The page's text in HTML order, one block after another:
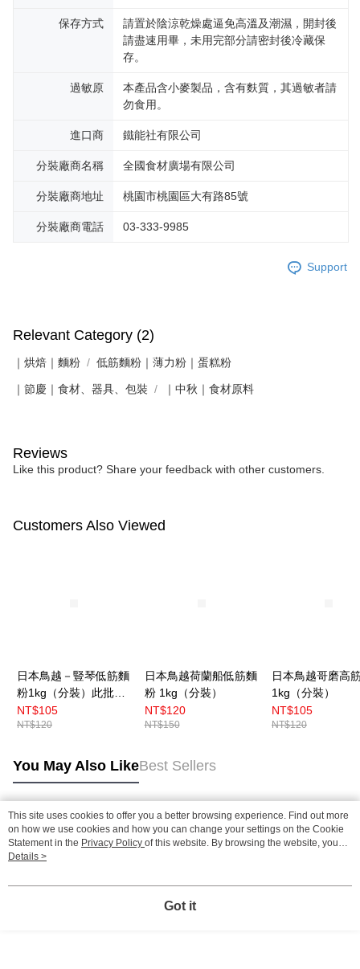
保存方式
請置於陰涼乾燥處逼免高溫及潮濕，開封後
請盡速用畢，未用完部分請密封後冷藏保
存。
過敏原
本產品含小麥製品，含有麩質，其過敏者請
勿食用。
進口商 鐵能社有限公司
分裝廠商名稱 全國食材廣場有限公司
分裝廠商地址 桃園市桃園區大有路85號
分裝廠商電話 03-333-9985
Support
Relevant Category (2)
｜烘焙｜麵粉 低筋麵粉｜薄力粉｜蛋糕粉
｜節慶｜食材、器具、包裝 ｜中秋｜食材原料
Reviews
Like this product? Share your feedback with other customers.
Customers Also Viewed
日本鳥越－豎琴低筋麵
粉1kg（分裝）此批效
期至：2026.08.24
NT$105
NT$120
日本鳥越荷蘭船低筋麵
粉 1kg（分裝）
NT$120
NT$150
日本鳥越哥磨高
1kg（分裝）
NT$105
NT$120
You May Also LikeBest Sellers
Popular Tags
This site uses cookies to offer you a better browsing experience. Find out more
on how we use cookies and how you can change your settings on the Cookie
Statement in the Privacy Policy of this website. By browsing the website, you
agree to our use of cookies as described in our Cookie Statement.
Details >
Got it